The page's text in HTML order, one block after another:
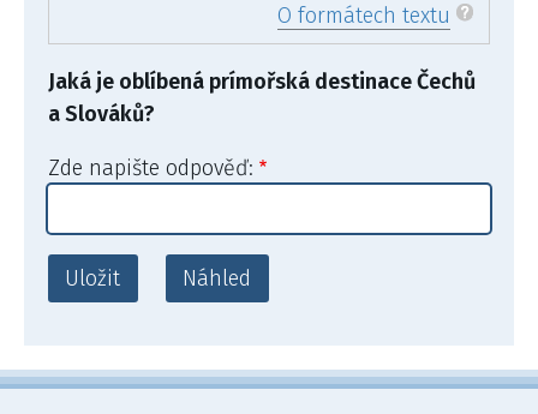
O formátech textu
Jaká je oblíbená prímořská destinace Čechů
a Slováků?
Zde napište odpověď: